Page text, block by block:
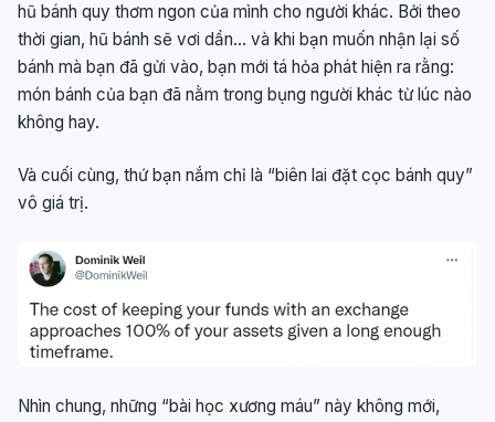
hũ bánh quy thơm ngon của mình cho người khác. Bởi theo
thời gian, hũ bánh sẽ vơi dần… và khi bạn muốn nhận lại số
bánh mà bạn đã gửi vào, bạn mới tá hỏa phát hiện ra rằng:
món bánh của bạn đã nằm trong bụng người khác từ lúc nào
không hay.
Và cuối cùng, thứ bạn nắm chỉ là “biên lai đặt cọc bánh quy”
vô giá trị.
Nhìn chung, những “bài học xương máu” này không mới,